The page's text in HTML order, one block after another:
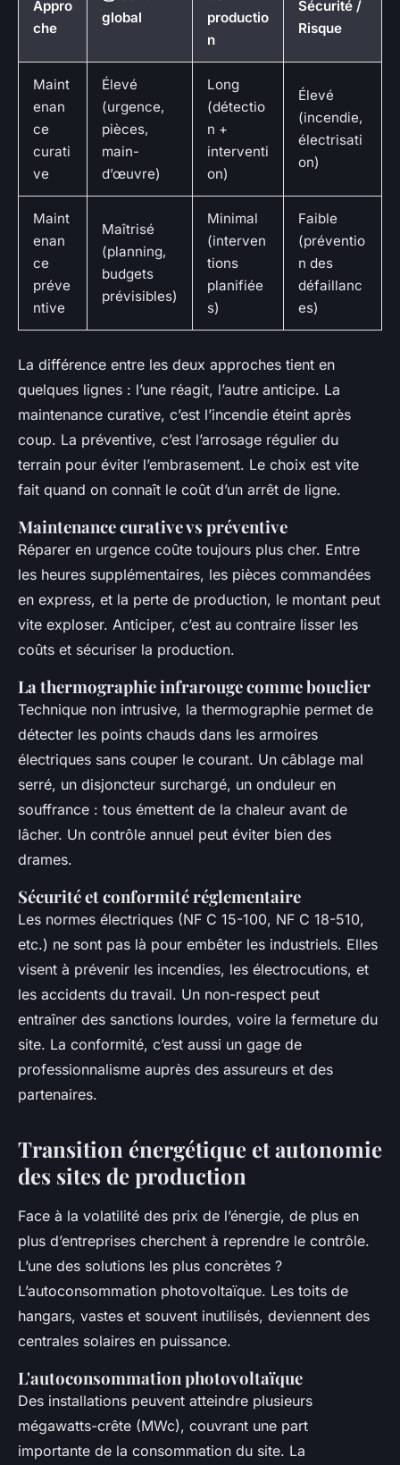
Appro
che
global
productio
n
Sécurité /
Risque
Maint
enan
ce
curati
ve
Élevé
(urgence,
pièces,
main-
d’œuvre)
Long
(détectio
n +
interventi
on)
Élevé
(incendie,
électrisati
on)
Maint
enan
ce
préve
ntive
Maîtrisé
(planning,
budgets
prévisibles)
Minimal
(interven
tions
planifiée
s)
Faible
(préventio
n des
défaillanc
es)
La différence entre les deux approches tient en
quelques lignes : l’une réagit, l’autre anticipe. La
maintenance curative, c’est l’incendie éteint après
coup. La préventive, c’est l’arrosage régulier du
terrain pour éviter l’embrasement. Le choix est vite
fait quand on connaît le coût d’un arrêt de ligne.
Maintenance curative vs préventive
Réparer en urgence coûte toujours plus cher. Entre
les heures supplémentaires, les pièces commandées
en express, et la perte de production, le montant peut
vite exploser. Anticiper, c’est au contraire lisser les
coûts et sécuriser la production.
La thermographie infrarouge comme bouclier
Technique non intrusive, la thermographie permet de
détecter les points chauds dans les armoires
électriques sans couper le courant. Un câblage mal
serré, un disjoncteur surchargé, un onduleur en
souffrance : tous émettent de la chaleur avant de
lâcher. Un contrôle annuel peut éviter bien des
drames.
Sécurité et conformité réglementaire
Les normes électriques (NF C 15-100, NF C 18-510,
etc.) ne sont pas là pour embêter les industriels. Elles
visent à prévenir les incendies, les électrocutions, et
les accidents du travail. Un non-respect peut
entraîner des sanctions lourdes, voire la fermeture du
site. La conformité, c’est aussi un gage de
professionnalisme auprès des assureurs et des
partenaires.
Transition énergétique et autonomie
des sites de production
Face à la volatilité des prix de l’énergie, de plus en
plus d’entreprises cherchent à reprendre le contrôle.
L’une des solutions les plus concrètes ?
L’autoconsommation photovoltaïque. Les toits de
hangars, vastes et souvent inutilisés, deviennent des
centrales solaires en puissance.
L'autoconsommation photovoltaïque
Des installations peuvent atteindre plusieurs
mégawatts-crête (MWc), couvrant une part
importante de la consommation du site. La